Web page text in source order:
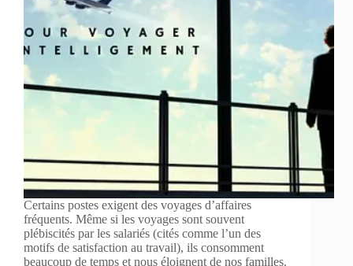
Certains postes exigent des voyages d’affaires
fréquents. Même si les voyages sont souvent
plébiscités par les salariés (cités comme l’un des
motifs de satisfaction au travail), ils consomment
beaucoup de temps et nous éloignent de nos familles.